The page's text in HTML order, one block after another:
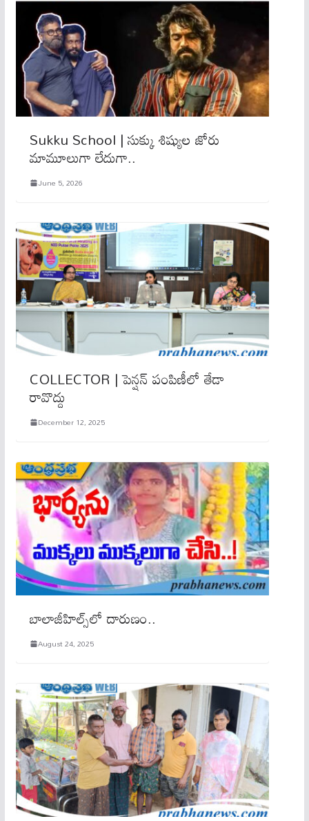
Sukku School | సుక్కు శిష్యుల జోరు
మామూలుగా లేదుగా..
June 5, 2026
COLLECTOR | పెన్షన్ పంపిణీలో తేడా
రావొద్దు
December 12, 2025
బాలాజీహిల్స్‌లో దారుణం..
August 24, 2025